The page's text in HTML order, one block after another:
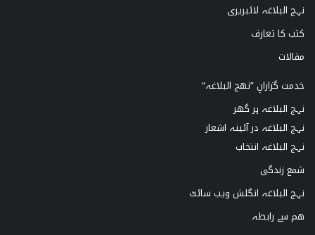
نہج البلاغہ لائبریری
کتب کا تعارف
مقالات
خدمت گزارانِ ”نھج البلاغہ“
نہج البلاغہ ہر گھر
نہج البلاغہ در آئینہ اشعار
نہج البلاغہ انتخاب
شمع زندگی
نہج البلاغہ انگلش ویب سائٹ
ھم سے رابطہ